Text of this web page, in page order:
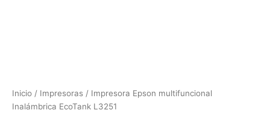
Inicio / Impresoras / Impresora Epson multifuncional
Inalámbrica EcoTank L3251